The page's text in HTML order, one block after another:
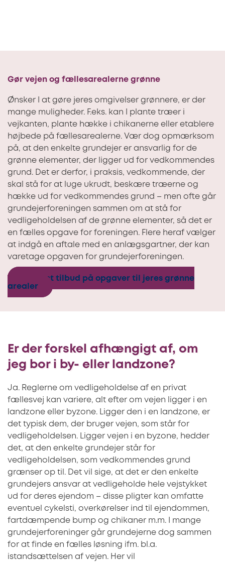
Gør vejen og fællesarealerne grønne
Ønsker I at gøre jeres omgivelser grønnere, er der
mange muligheder. F.eks. kan I plante træer i
vejkanten, plante hække i chikanerne eller etablere
højbede på fællesarealerne. Vær dog opmærksom
på, at den enkelte grundejer er ansvarlig for de
grønne elementer, der ligger ud for vedkommendes
grund. Det er derfor, i praksis, vedkommende, der
skal stå for at luge ukrudt, beskære træerne og
hække ud for vedkommendes grund – men ofte går
grundejerforeningen sammen om at stå for
vedligeholdelsen af de grønne elementer, så det er
en fælles opgave for foreningen. Flere heraf vælger
at indgå en aftale med en anlægsgartner, der kan
varetage opgaven for grundejerforeningen.
Indhent tilbud på opgaver til jeres grønne
arealer
Er der forskel afhængigt af, om
jeg bor i by- eller landzone?
Ja. Reglerne om vedligeholdelse af en privat
fællesvej kan variere, alt efter om vejen ligger i en
landzone eller byzone. Ligger den i en landzone, er
det typisk dem, der bruger vejen, som står for
vedligeholdelsen. Ligger vejen i en byzone, hedder
det, at den enkelte grundejer står for
vedligeholdelsen, som vedkommendes grund
grænser op til. Det vil sige, at det er den enkelte
grundejers ansvar at vedligeholde hele vejstykket
ud for deres ejendom – disse pligter kan omfatte
eventuel cykelsti, overkørelser ind til ejendommen,
fartdæmpende bump og chikaner m.m. I mange
grundejerforeninger går grundejerne dog sammen
for at finde en fælles løsning ifm. bl.a.
istandsættelsen af vejen. Her vil